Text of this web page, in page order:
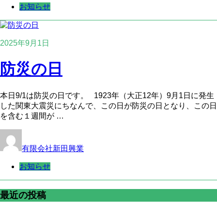
お知らせ
2025年9月1日
防災の日
本日9/1は防災の日です。 1923年（大正12年）9月1日に発生
した関東大震災にちなんで、この日が防災の日となり、この日
を含む１週間が …
有限会社新田興業
お知らせ
最近の投稿